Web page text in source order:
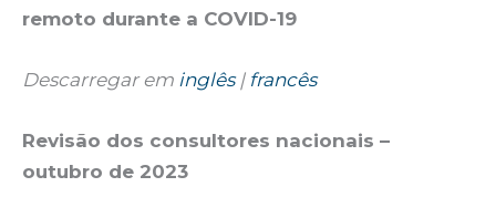
remoto durante a COVID-19
Descarregar em inglês| francês
Revisão dos consultores nacionais –
outubro de 2023